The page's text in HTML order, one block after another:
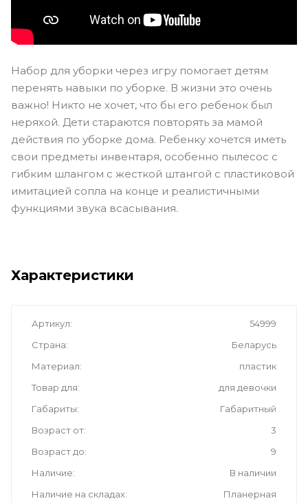
Набор для уборки через игру помогает детям
перенять навыки по уборке. В жизни это очень
важно! Никто не хочет, что бы его ребенок был
неряхой. Дети стараются повторять за мамой
действия по уборке дома. Ребенку хочется иметь
свои предметы инвентаря, особенно пылесос с
гибким шлангом с жесткой штангой с пластиковой
имитацией сопла на конце и реалистичными
функциями звука всасывания.
Характеристики
Артикул
54999
Страна
Беларусь
Материал
пластик
Товар для
для девочки
Габариты
Габаритный
Возраст от
3
Возраст до
9
Наличие
В наличии
Наличие на складах
Планерная